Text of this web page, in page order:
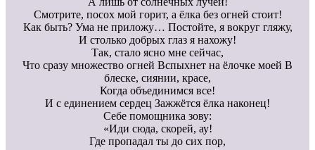
Смотрите, посох мой горит, а ёлка без огней стоит!
Как быть? Ума не приложу… Постойте, я вокруг гляжу,
И столько добрых глаз я нахожу!
Так, стало ясно мне сейчас,
Что сразу множество огней Вспыхнет на ёлочке моей В
блеске, сиянии, красе,
Когда объединимся все!
И с единением сердец Зажжётся ёлка наконец!
Себе помощника зову:
«Иди сюда, скорей, ау!
Где пропадал ты до сих пор,